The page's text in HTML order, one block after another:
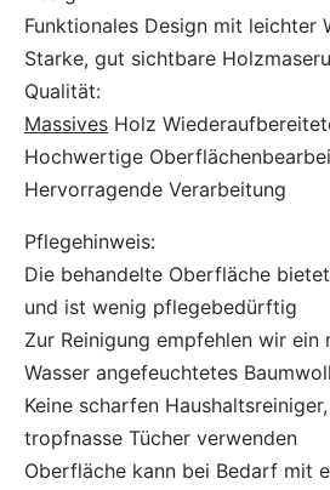
Funktionales Design mit leichter
Starke, gut sichtbare
Qualität:
Massives Holz
Hochwertige
Hervorragende Verarbeitung
Pflegehinweis:
Die behandelte Oberfläche
und ist wenig pflegebedürftig
Zur Reinigung empfehlen wir ein
Wasser angefeuchtetes
Keine scharfen
tropfnasse Tücher verwenden
Oberfläche kann bei Bedarf mit